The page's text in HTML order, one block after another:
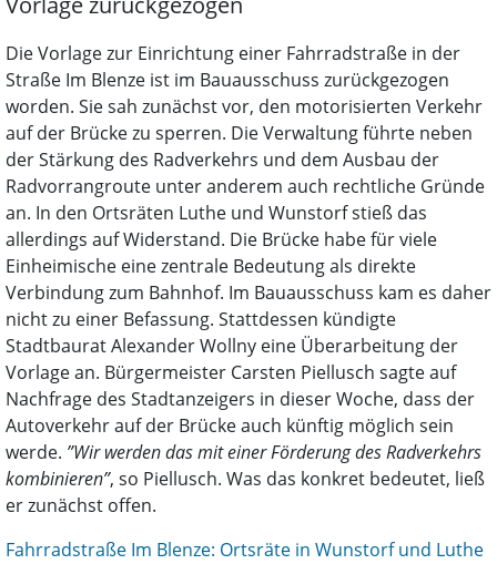
Die Vorlage zur Einrichtung einer Fahrradstraße in der
Straße Im Blenze ist im Bauausschuss zurückgezogen
worden. Sie sah zunächst vor, den motorisierten Verkehr
auf der Brücke zu sperren. Die Verwaltung führte neben
der Stärkung des Radverkehrs und dem Ausbau der
Radvorrangroute unter anderem auch rechtliche Gründe
an. In den Ortsräten Luthe und Wunstorf stieß das
allerdings auf Widerstand. Die Brücke habe für viele
Einheimische eine zentrale Bedeutung als direkte
Verbindung zum Bahnhof. Im Bauausschuss kam es daher
nicht zu einer Befassung. Stattdessen kündigte
Stadtbaurat Alexander Wollny eine Überarbeitung der
Vorlage an. Bürgermeister Carsten Piellusch sagte auf
Nachfrage des Stadtanzeigers in dieser Woche, dass der
Autoverkehr auf der Brücke auch künftig möglich sein
werde. ”Wir werden das mit einer Förderung des Radverkehrs
kombinieren”, so Piellusch. Was das konkret bedeutet, ließ
er zunächst offen.
Fahrradstraße Im Blenze: Ortsräte in Wunstorf und Luthe